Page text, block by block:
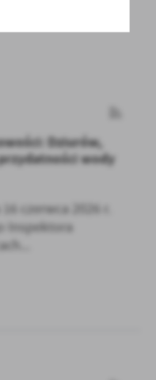
Dziurów,
wody
czerwca 2026 r.
Inspektora